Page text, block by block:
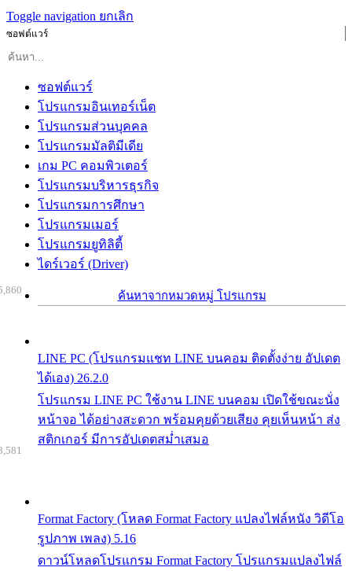
Toggle navigation ยกเลิก
ซอฟต์แวร์
ซอฟต์แวร์
โปรแกรมอินเทอร์เน็ต
โปรแกรมส่วนบุคคล
โปรแกรมมัลติมีเดีย
เกม PC คอมพิวเตอร์
โปรแกรมบริหารธุรกิจ
โปรแกรมการศึกษา
โปรแกรมเมอร์
โปรแกรมยูทิลิตี้
ไดร์เวอร์ (Driver)
ค้นหาจากหมวดหมู่ โปรแกรม
LINE PC (โปรแกรมแชท LINE บนคอม ติดตั้งง่าย อัปเดต
ได้เอง) 26.2.0
โปรแกรม LINE PC ใช้งาน LINE บนคอม เปิดใช้ขณะนั่ง
หน้าจอ ได้อย่างสะดวก พร้อมคุยด้วยเสียง คุยเห็นหน้า ส่ง
สติกเกอร์ มีการอัปเดตสม่ำเสมอ
Format Factory (โหลด Format Factory แปลงไฟล์หนัง วิดีโอ
รูปภาพ เพลง) 5.16
ดาวน์โหลดโปรแกรม Format Factory โปรแกรมแปลงไฟล์